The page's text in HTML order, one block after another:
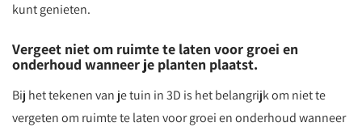
kunt genieten.
Vergeet niet om ruimte te laten voor groei en
onderhoud wanneer je planten plaatst.
Bij het tekenen van je tuin in 3D is het belangrijk om niet te
vergeten om ruimte te laten voor groei en onderhoud wanneer